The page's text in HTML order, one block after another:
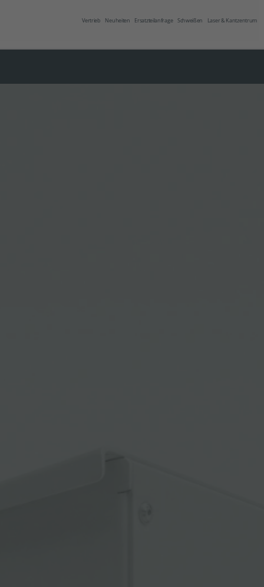
Vertrieb Neuheiten Ersatzteilanfrage Schweißen Laser & Kantzentrum